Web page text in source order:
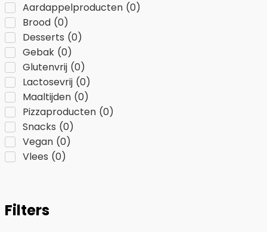
Aardappelproducten (0)
Brood (0)
Desserts (0)
Gebak (0)
Glutenvrij (0)
Lactosevrij (0)
Maaltijden (0)
Pizzaproducten (0)
Snacks (0)
Vegan (0)
Vlees (0)
Filters